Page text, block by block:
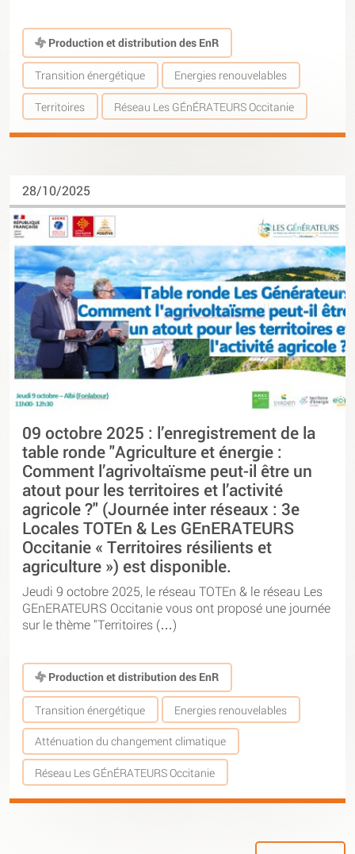
Production et distribution des EnR
Transition énergétique Energies renouvelables
Territoires Réseau Les GÉnÉRATEURS Occitanie
28/10/2025
09 octobre 2025 : l’enregistrement de la
table ronde "Agriculture et énergie :
Comment l’agrivoltaïsme peut-il être un
atout pour les territoires et l’activité
agricole ?" (Journée inter réseaux : 3e
Locales TOTEn & Les GEnERATEURS
Occitanie « Territoires résilients et
agriculture ») est disponible.
Jeudi 9 octobre 2025, le réseau TOTEn & le réseau Les
GEnERATEURS Occitanie vous ont proposé une journée
sur le thème "Territoires (…)
Production et distribution des EnR
Transition énergétique Energies renouvelables
Atténuation du changement climatique
Réseau Les GÉnÉRATEURS Occitanie